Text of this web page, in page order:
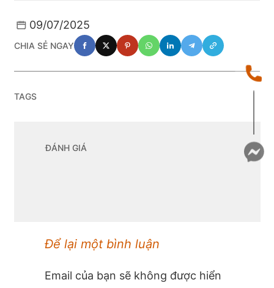
09/07/2025
CHIA SẺ NGAY
TAGS
ĐÁNH GIÁ
Để lại một bình luận
Email của bạn sẽ không được hiển